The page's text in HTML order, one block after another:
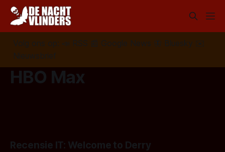
Volg ons op: 📣 RSS 📰 Google News 🦋 Bluesky
✉️
Nieuwsbrief
HBO Max
Recensie IT: Welcome to Derry